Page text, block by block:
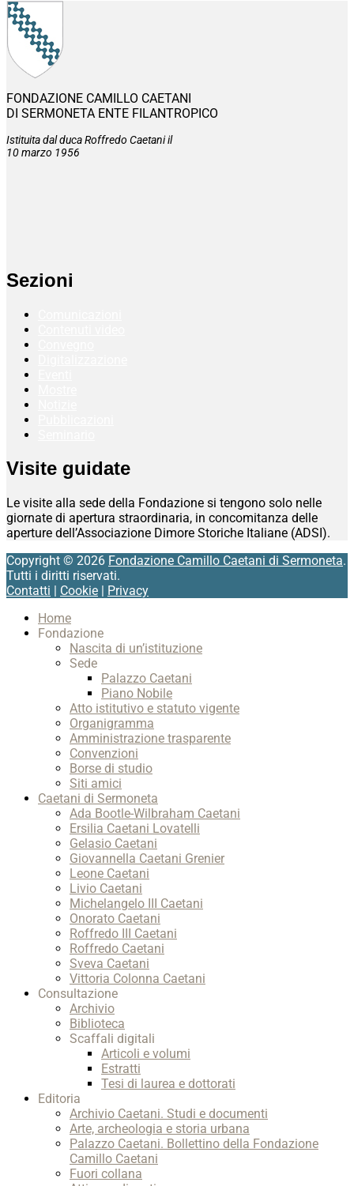
FONDAZIONE CAMILLO CAETANI
DI SERMONETA ENTE FILANTROPICO
Istituita dal duca Roffredo Caetani il
10 marzo 1956
Sezioni
Visite guidate
Le visite alla sede della Fondazione si tengono solo nelle
giornate di apertura straordinaria, in concomitanza delle
aperture dell’Associazione Dimore Storiche Italiane (ADSI).
Copyright © 2026 Fondazione Camillo Caetani di Sermoneta.
Tutti i diritti riservati.
Contatti
Cookie
Privacy
Home
Fondazione
Nascita di un’istituzione
Sede
Palazzo Caetani
Piano Nobile
Atto istitutivo e statuto vigente
Organigramma
Amministrazione trasparente
Convenzioni
Borse di studio
Siti amici
Caetani di Sermoneta
Ada Bootle-Wilbraham Caetani
Ersilia Caetani Lovatelli
Gelasio Caetani
Giovannella Caetani Grenier
Leone Caetani
Livio Caetani
Michelangelo III Caetani
Onorato Caetani
Roffredo III Caetani
Roffredo Caetani
Sveva Caetani
Vittoria Colonna Caetani
Consultazione
Archivio
Biblioteca
Scaffali digitali
Articoli e volumi
Estratti
Tesi di laurea e dottorati
Editoria
Archivio Caetani. Studi e documenti
Arte, archeologia e storia urbana
Palazzo Caetani. Bollettino della Fondazione
Camillo Caetani
Fuori collana